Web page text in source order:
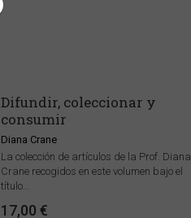
Difundir, coleccionar y
consumir
Diana Crane
La colección de artículos de la Prof. Diana
Crane recogidos en este volumen bajo el
título...
17,00 €